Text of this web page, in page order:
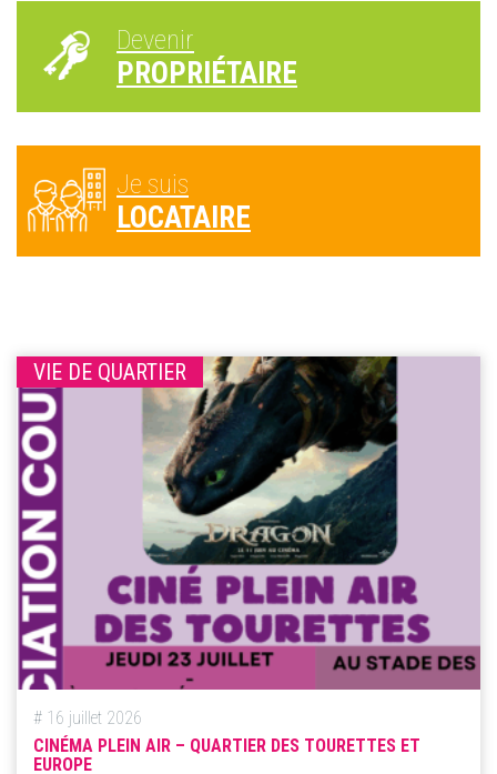
Devenir
PROPRIÉTAIRE
Je suis
LOCATAIRE
VIE DE QUARTIER
# 16 juillet 2026
CINÉMA PLEIN AIR – QUARTIER DES TOURETTES ET
EUROPE